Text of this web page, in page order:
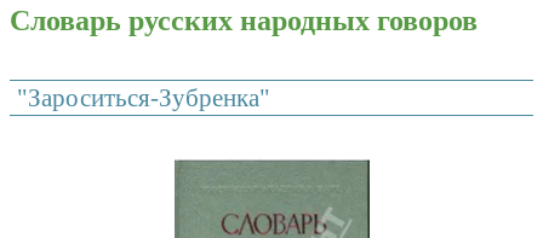
Словарь русских народных говоров
"Зароситься-Зубренка"